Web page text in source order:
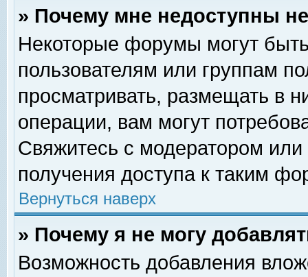
» Почему мне недоступны
Некоторые форумы могут
пользователям или группам
просматривать, размещать в
операции, вам могут
Свяжитесь с модератором
получения доступа к таким
Вернуться наверх
» Почему я не могу
Возможность добавления